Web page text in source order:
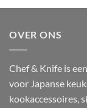
OVER ONS
Chef & Knife is
voor Japanse
kookaccessoires,